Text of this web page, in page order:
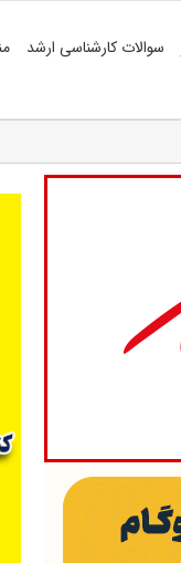
سوالات کارشناسی ارشد